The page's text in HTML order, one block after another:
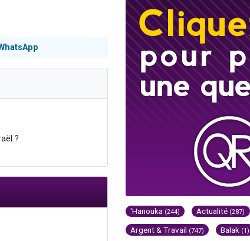
?
'Hanouka (244) Actualité (287)
Argent & Travail (747) Balak (1)